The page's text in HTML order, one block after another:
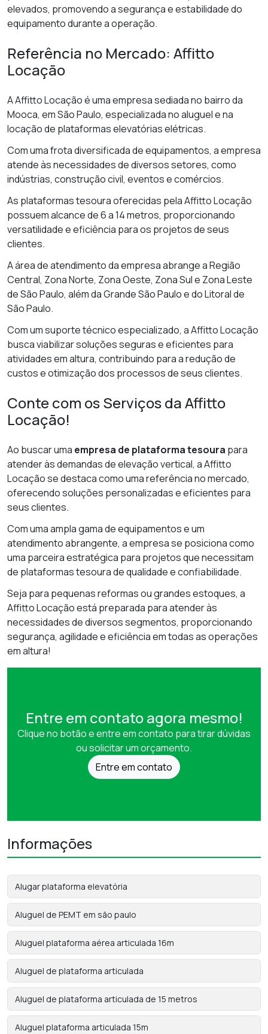
elevados, promovendo a segurança e estabilidade do
equipamento durante a operação.
Referência no Mercado: Affitto
Locação
A Affitto Locação é uma empresa sediada no bairro da
Mooca, em São Paulo, especializada no aluguel e na
locação de plataformas elevatórias elétricas.
Com uma frota diversificada de equipamentos, a empresa
atende às necessidades de diversos setores, como
indústrias, construção civil, eventos e comércios.
As plataformas tesoura oferecidas pela Affitto Locação
possuem alcance de 6 a 14 metros, proporcionando
versatilidade e eficiência para os projetos de seus
clientes.
A área de atendimento da empresa abrange a Região
Central, Zona Norte, Zona Oeste, Zona Sul e Zona Leste
de São Paulo, além da Grande São Paulo e do Litoral de
São Paulo.
Com um suporte técnico especializado, a Affitto Locação
busca viabilizar soluções seguras e eficientes para
atividades em altura, contribuindo para a redução de
custos e otimização dos processos de seus clientes.
Conte com os Serviços da Affitto
Locação!
Ao buscar uma empresa de plataforma tesoura para
atender às demandas de elevação vertical, a Affitto
Locação se destaca como uma referência no mercado,
oferecendo soluções personalizadas e eficientes para
seus clientes.
Com uma ampla gama de equipamentos e um
atendimento abrangente, a empresa se posiciona como
uma parceira estratégica para projetos que necessitam
de plataformas tesoura de qualidade e confiabilidade.
Seja para pequenas reformas ou grandes estoques, a
Affitto Locação está preparada para atender às
necessidades de diversos segmentos, proporcionando
segurança, agilidade e eficiência em todas as operações
em altura!
Entre em contato agora mesmo!
Clique no botão e entre em contato para tirar dúvidas
ou solicitar um orçamento.
Entre em contato
Informações
Alugar plataforma elevatória
Aluguel de PEMT em são paulo
Aluguel plataforma aérea articulada 16m
Aluguel de plataforma articulada
Aluguel de plataforma articulada de 15 metros
Aluguel plataforma articulada 15m